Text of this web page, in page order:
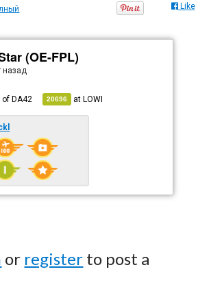
Like
(OE-FPL)
назад
ofDA42 20696 atLOWI
or register to post a